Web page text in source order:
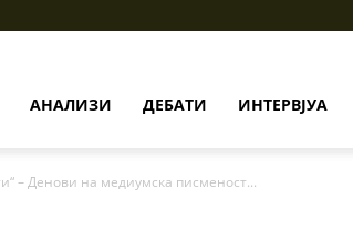
АНАЛИЗИ ДЕБАТИ ИНТЕРВЈУА
– Денови на медиумска писменост...